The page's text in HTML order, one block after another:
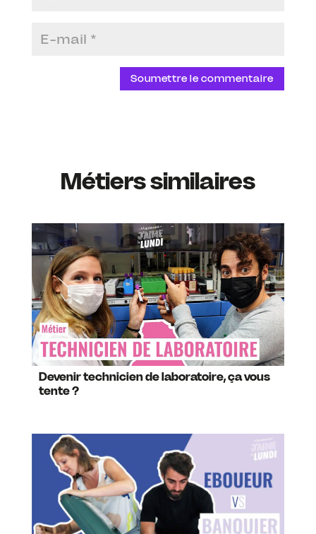
Soumettre le commentaire
Métiers similaires
Devenir technicien de laboratoire, ça vous
tente ?